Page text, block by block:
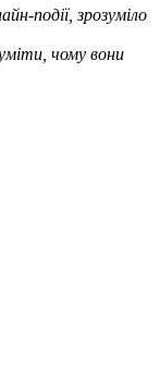
події, зрозуміло
чому вони